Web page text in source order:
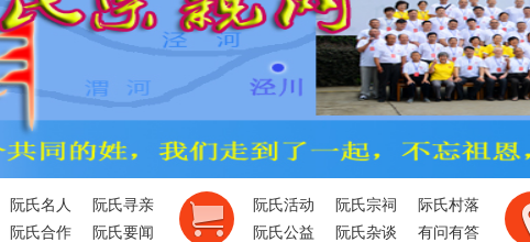
阮氏名人
阮氏寻亲
阮氏合作 阮氏要闻
阮氏活动 阮氏宗祠
际氏村落
阮氏公益
阮氏杂谈 有问有答